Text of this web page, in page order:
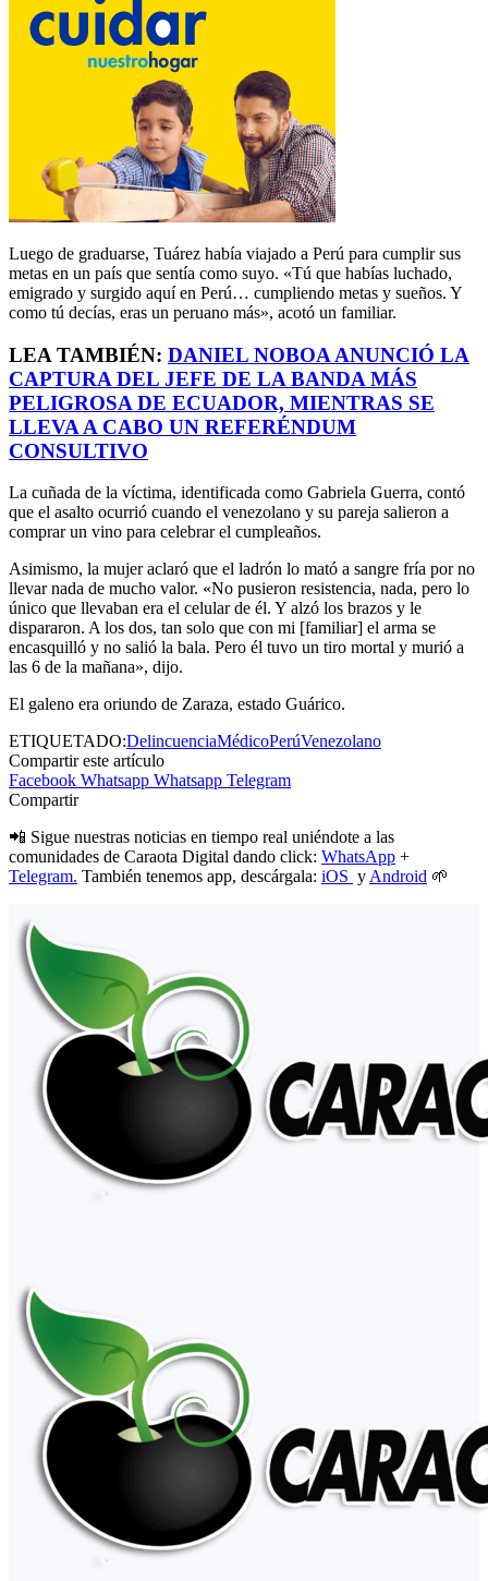
Luego de graduarse, Tuárez había viajado a Perú para cumplir sus
metas en un país que sentía como suyo. «Tú que habías luchado,
emigrado y surgido aquí en Perú… cumpliendo metas y sueños. Y
como tú decías, eras un peruano más», acotó un familiar.
LEA TAMBIÉN: DANIEL NOBOA ANUNCIÓ LA
CAPTURA DEL JEFE DE LA BANDA MÁS
PELIGROSA DE ECUADOR, MIENTRAS SE
LLEVA A CABO UN REFERÉNDUM
CONSULTIVO
La cuñada de la víctima, identificada como Gabriela Guerra, contó
que el asalto ocurrió cuando el venezolano y su pareja salieron a
comprar un vino para celebrar el cumpleaños.
Asimismo, la mujer aclaró que el ladrón lo mató a sangre fría por no
llevar nada de mucho valor. «No pusieron resistencia, nada, pero lo
único que llevaban era el celular de él. Y alzó los brazos y le
dispararon. A los dos, tan solo que con mi [familiar] el arma se
encasquilló y no salió la bala. Pero él tuvo un tiro mortal y murió a
las 6 de la mañana», dijo.
El galeno era oriundo de Zaraza, estado Guárico.
ETIQUETADO:DelincuenciaMédicoPerúVenezolano
Compartir este artículo
Facebook Whatsapp Whatsapp Telegram
Compartir
📲 Sigue nuestras noticias en tiempo real uniéndote a las
comunidades de Caraota Digital dando click: WhatsApp +
Telegram. También tenemos app, descárgala: iOS y Android 🌱